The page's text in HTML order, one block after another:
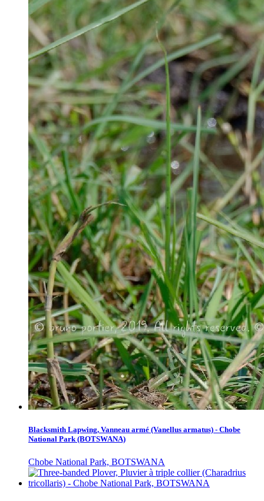
Blacksmith Lapwing, Vanneau armé (Vanellus armatus) - Chobe
National Park (BOTSWANA)
Chobe National Park, BOTSWANA